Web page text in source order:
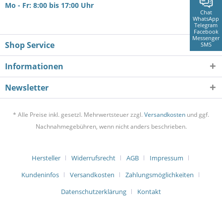
Chat
WhatsApp
Telegram
Facebook
Messenger
SMS
Mo - Fr: 8:00 bis 17:00 Uhr
Shop Service
Informationen
Newsletter
* Alle Preise inkl. gesetzl. Mehrwertsteuer zzgl. Versandkosten und ggf.
Nachnahmegebühren, wenn nicht anders beschrieben.
Hersteller Widerrufsrecht AGB
Impressum
Kundeninfos
Versandkosten
Zahlungsmöglichkeiten
Datenschutzerklärung
Kontakt